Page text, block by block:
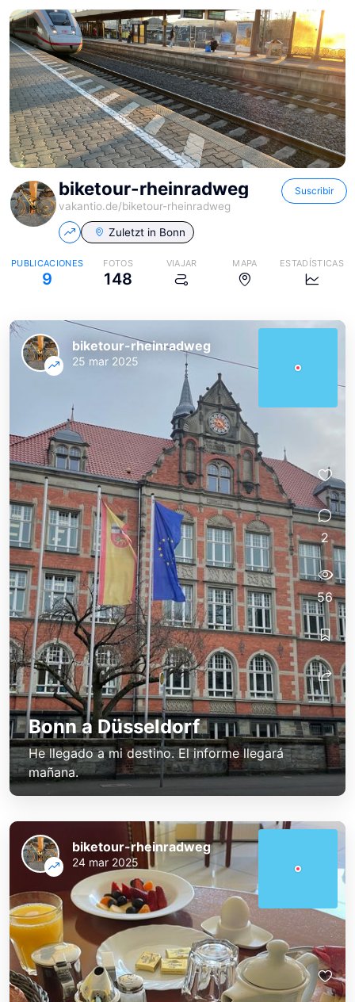
biketour-rheinradweg
vakantio.de/biketour-rheinradweg
Suscribir
Zuletzt in Bonn
PUBLICACIONES
9
FOTOS
148
VIAJAR MAPA ESTADÍSTICAS
Bonn a Düsseldorf
He llegado a mi destino. El informe llegará
mañana.
biketour-rheinradweg
25 mar 2025
2
56
biketour-rheinradweg
24 mar 2025